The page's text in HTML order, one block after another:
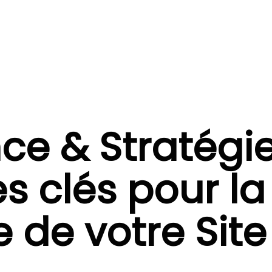
&
clés pour la
de votre Site